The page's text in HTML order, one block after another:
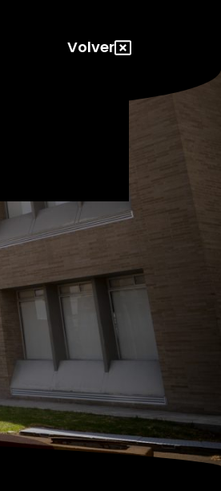
Volver